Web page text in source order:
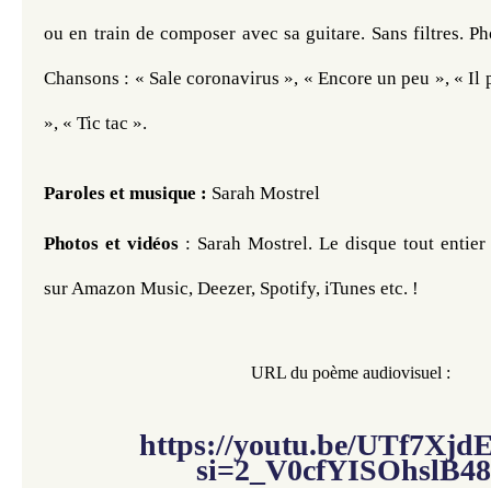
ou en train de composer avec sa guitare. Sans filtres.
Chansons : « Sale coronavirus », « Encore un peu », «
», « Tic tac ».
Paroles et musique : Sarah Mostrel
​​​​​​Photos et vidéos : Sarah Mostrel. Le disque tout entier
sur Amazon Music, Deezer, Spotify, iTunes etc. !
URL du poème audiovisuel :
https://youtu.be/